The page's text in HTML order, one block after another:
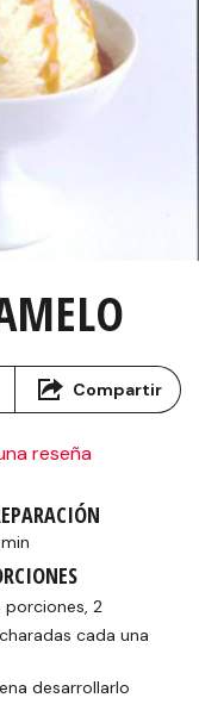
Compartir
reseña
porciones, 2
cada una
desarrollarlo